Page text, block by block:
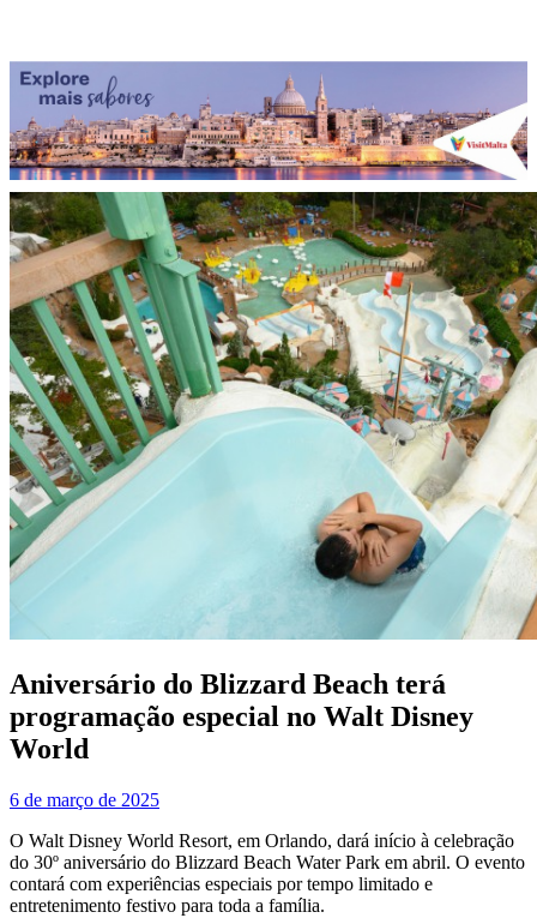
Aniversário do Blizzard Beach terá
programação especial no Walt Disney
World
6 de março de 2025
O Walt Disney World Resort, em Orlando, dará início à celebração
do 30º aniversário do Blizzard Beach Water Park em abril. O evento
contará com experiências especiais por tempo limitado e
entretenimento festivo para toda a família.